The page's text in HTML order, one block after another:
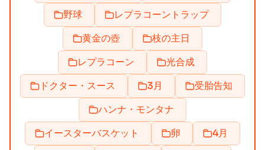
野球
レプラコーントラップ
黄金の壺
枝の主日
レプラコーン
光合成
ドクター・スース
3月
受胎告知
ハンナ・モンタナ
イースターバスケット
卵
4月